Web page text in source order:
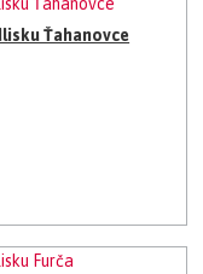
Ťahanovce